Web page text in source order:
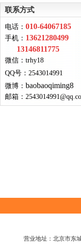
联系方式
电话： 010-64067185
手机： 13621280499
13146811775
微信： trhy18
QQ号 ： 2543014991
微博： baobaoqiming8
邮箱：
营业地址：北京市东